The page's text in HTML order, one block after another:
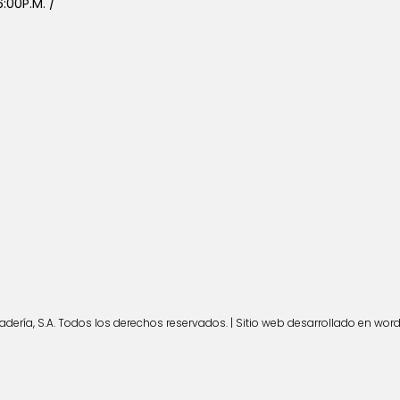
S.A. Todos los derechos reservados. | Sitio web desarrollado en